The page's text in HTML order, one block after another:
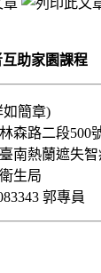
助家園課程
如簡章)
森路二段500
南熱蘭遮失
生局
郭專員